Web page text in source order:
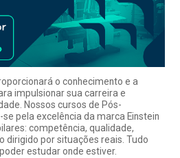
o conhecimento e a
impulsionar sua carreira e
Nossos cursos de Pós-
pela excelência da marca Einstein
competência, qualidade,
dirigido por situações reais. Tudo
estudar onde estiver.